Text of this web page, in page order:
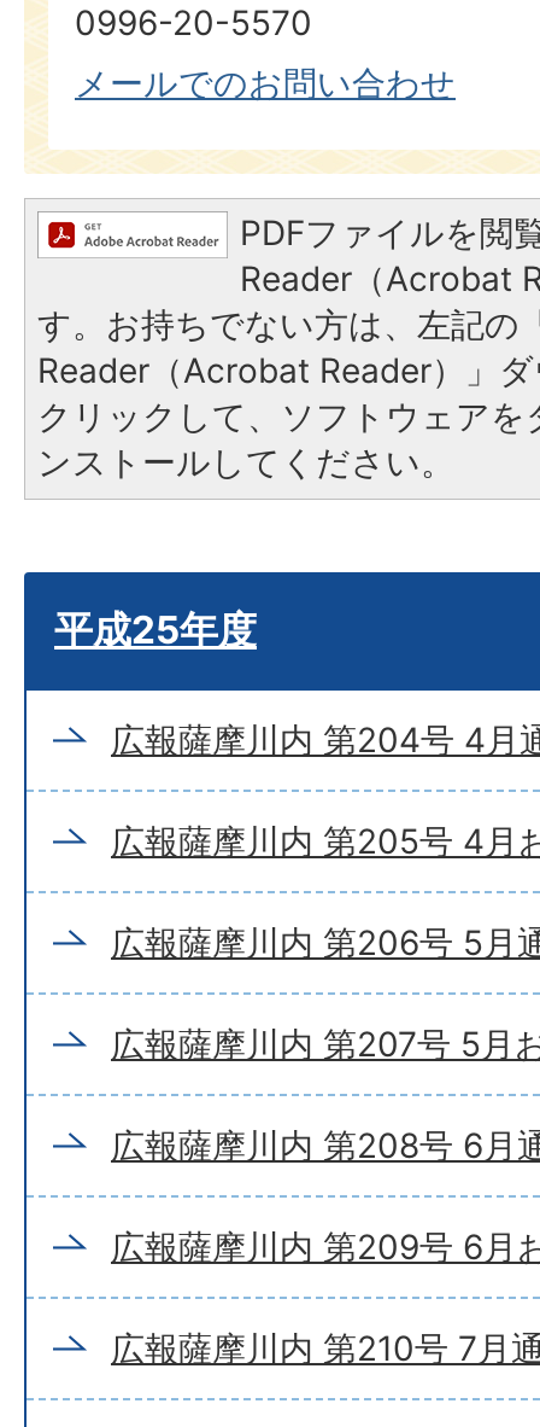
0996-20-5570
メールでのお問い合わせ
PDFファイルを閲
Reader（Acrobat
す。お持ちでない方は、左記の
Reader（Acrobat Reader）」
クリックして、ソフトウェア
ンストールしてください。
平成25年度
広報薩摩川内 第204号 4月
広報薩摩川内 第205号 4月
広報薩摩川内 第206号 5月
広報薩摩川内 第207号 5月
広報薩摩川内 第208号 6月
広報薩摩川内 第209号 6月
広報薩摩川内 第210号 7月